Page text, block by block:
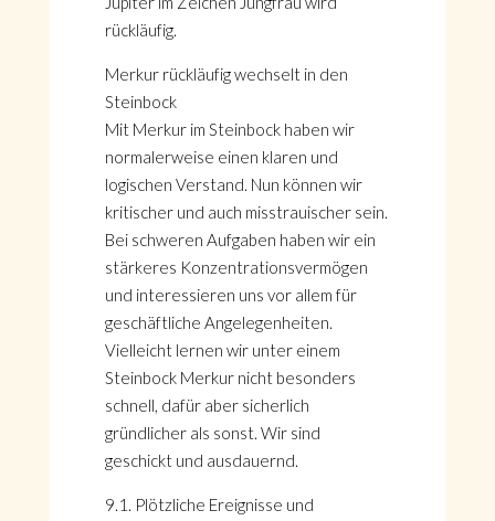
rückläufig.
Merkur rückläufig wechselt in den
Steinbock
Mit Merkur im Steinbock haben wir
normalerweise einen klaren und
logischen Verstand. Nun können wir
kritischer und auch misstrauischer sein.
Bei schweren Aufgaben haben wir ein
stärkeres Konzentrationsvermögen
und interessieren uns vor allem für
geschäftliche Angelegenheiten.
Vielleicht lernen wir unter einem
Steinbock Merkur nicht besonders
schnell, dafür aber sicherlich
gründlicher als sonst. Wir sind
geschickt und ausdauernd.
9.1. Plötzliche Ereignisse und